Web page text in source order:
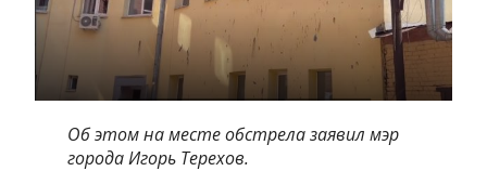
Об этом на месте обстрела заявил мэр
города Игорь Терехов.